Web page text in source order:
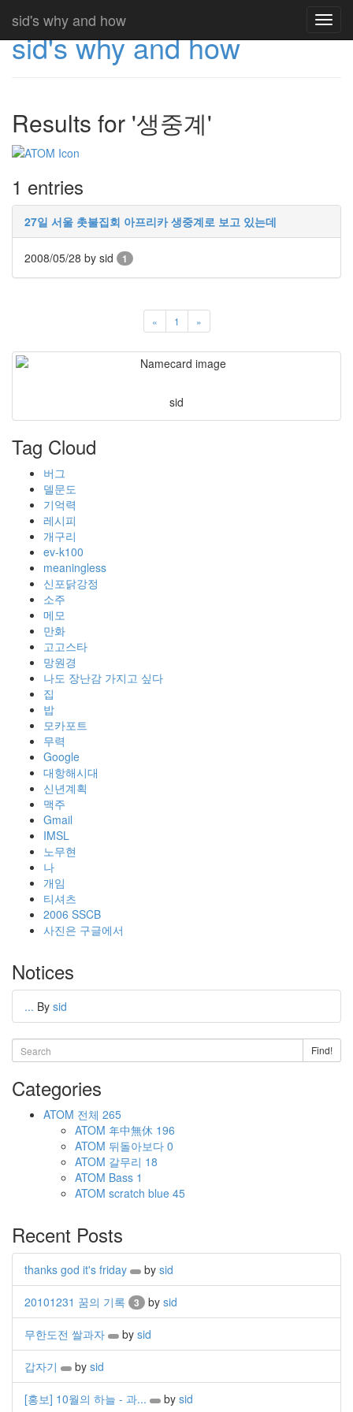
sid's why and how
sid's why and how
Results for '생중계'
1 entries
27일 서울 촛불집회 아프리카 생중계로 보고 있는데
2008/05/28 by sid 1
« 1 »
sid
Tag Cloud
버그
델문도
기억력
레시피
개구리
ev-k100
meaningless
신포닭강정
소주
메모
만화
고고스타
망원경
나도 장난감 가지고 싶다
집
밥
모카포트
무력
Google
대항해시대
신년계획
맥주
Gmail
IMSL
노무현
나
개임
티셔츠
2006 SSCB
사진은 구글에서
Notices
... By sid
Find!
Categories
ATOM 전체 265
ATOM 年中無休 196
ATOM 뒤돌아보다 0
ATOM 갈무리 18
ATOM Bass 1
ATOM scratch blue 45
Recent Posts
thanks god it's friday by sid
20101231 꿈의 기록 3 by sid
무한도전 쌀과자 by sid
갑자기 by sid
[홍보] 10월의 하늘 - 과... by sid